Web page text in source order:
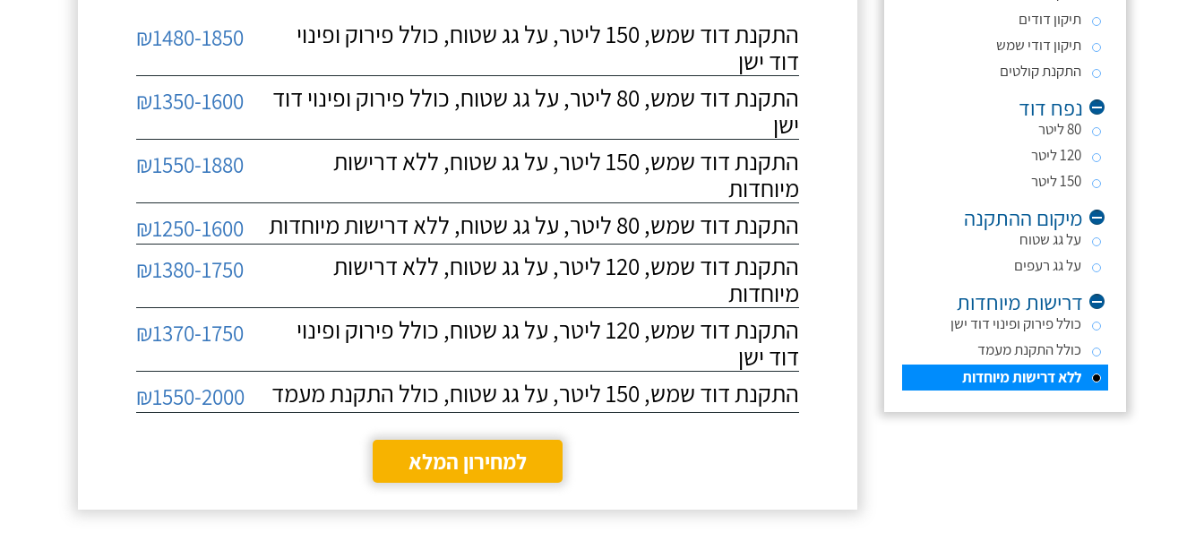
תיקון דודים
תיקון דודי שמש
התקנת קולטים
נפח דוד
80 ליטר
120 ליטר
150 ליטר
מיקום ההתקנה
על גג שטוח
על גג רעפים
דרישות מיוחדות
כולל פירוק ופינוי דוד ישן
כולל התקנת מעמד
ללא דרישות מיוחדות
התקנת דוד שמש, 150 ליטר, על גג שטוח, כולל פירוק ופינוי
דוד ישן
₪1480-1850
התקנת דוד שמש, 80 ליטר, על גג שטוח, כולל פירוק ופינוי דוד
ישן
₪1350-1600
התקנת דוד שמש, 150 ליטר, על גג שטוח, ללא דרישות
מיוחדות
₪1550-1880
התקנת דוד שמש, 80 ליטר, על גג שטוח, ללא דרישות מיוחדות ₪1250-1600
התקנת דוד שמש, 120 ליטר, על גג שטוח, ללא דרישות
מיוחדות
₪1380-1750
התקנת דוד שמש, 120 ליטר, על גג שטוח, כולל פירוק ופינוי
דוד ישן
₪1370-1750
התקנת דוד שמש, 150 ליטר, על גג שטוח, כולל התקנת מעמד ₪1550-2000
למחירון המלא